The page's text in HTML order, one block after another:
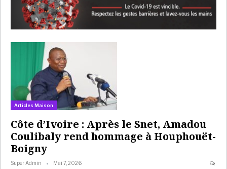
Articles Maison
Côte d’Ivoire : Après le Snet, Amadou
Coulibaly rend hommage à Houphouët-
Boigny
Super Admin Mai 7, 2026